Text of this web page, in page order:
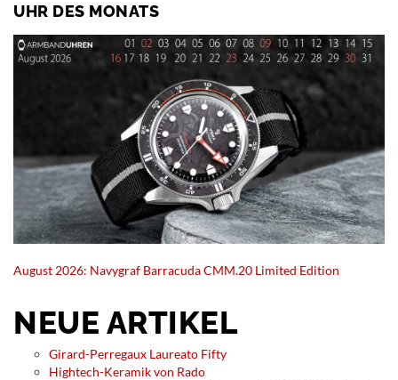
UHR DES MONATS
August 2026: Navygraf Barracuda CMM.20 Limited Edition
NEUE ARTIKEL
Girard-Perregaux Laureato Fifty
Hightech-Keramik von Rado